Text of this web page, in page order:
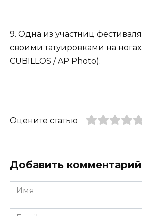
9. Одна из участниц фестиваля
своими татуировками на
CUBILLOS / AP Photo).
Оцените статью
Добавить комментарий
Имя
*
Email